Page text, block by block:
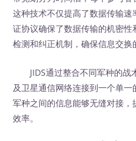
这种技术不仅提高了数据传输
证协议确保了数据传输的机密性
检测和纠正机制，确保信息交换
JIDS通过整合不同军种的战
及卫星通信网络连接到一个单
军种之间的信息能够无缝对接
效率。